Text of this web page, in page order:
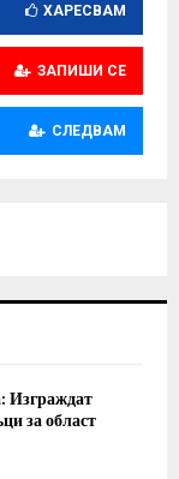
ХАРЕСВАМ
ЗАПИШИ СЕ
СЛЕДВАМ
Изграждат
за област